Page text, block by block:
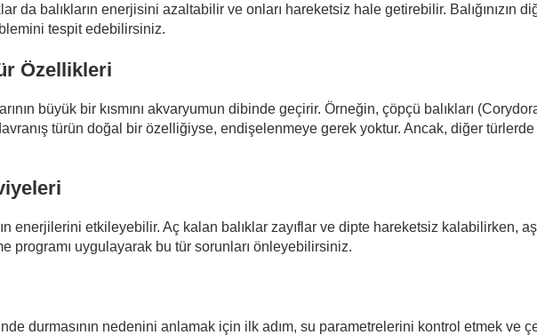
da balıkların enerjisini azaltabilir ve onları hareketsiz hale getirebilir. Balığınızın
tespit edebilirsiniz.
Özellikleri
büyük bir kısmını akvaryumun dibinde geçirir. Örneğin, çöpçü balıkları
türün doğal bir özelliğiyse, endişelenmeye gerek yoktur. Ancak, diğer
enerjilerini etkileyebilir. Aç kalan balıklar zayıflar ve dipte hareketsiz kalabilirken,
programı uygulayarak bu tür sorunları önleyebilirsiniz.
durmasının nedenini anlamak için ilk adım, su parametrelerini kontrol etmek